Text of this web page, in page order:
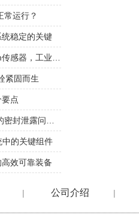
常运行？
稳定的关键
紧固而生
点
的关键组件
效可靠装备
| 公司介绍 |